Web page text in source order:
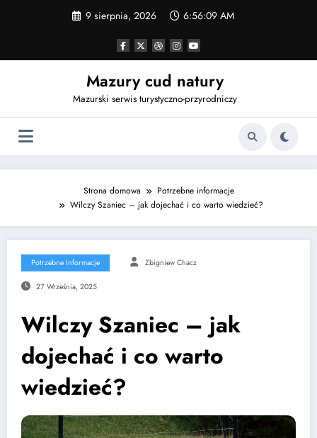
9 sierpnia, 2026 6:56:10 AM
Mazury cud natury
Mazurski serwis turystyczno-przyrodniczy
Strona domowa
Potrzebne informacje
Wilczy Szaniec – jak dojechać i co warto wiedzieć?
Potrzebne Informacje Zbigniew Chacz
27 Września, 2025
Wilczy Szaniec – jak
dojechać i co warto
wiedzieć?